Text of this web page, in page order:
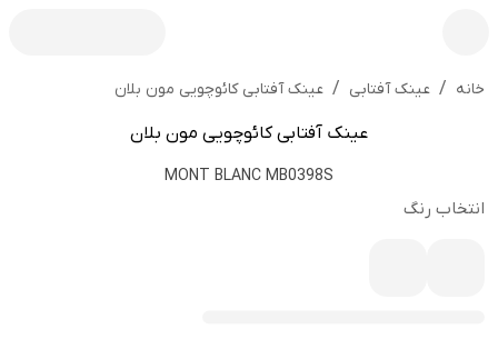
خانه / عینک آفتابی / عینک آفتابی کائوچویی مون بلان
عینک آفتابی کائوچویی مون بلان
MONT BLANC MB0398S
انتخاب رنگ